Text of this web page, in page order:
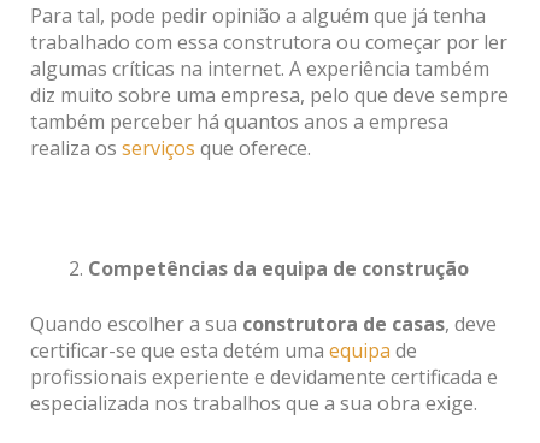
Para tal, pode pedir opinião a alguém que já tenha
trabalhado com essa construtora ou começar por ler
algumas críticas na internet. A experiência também
diz muito sobre uma empresa, pelo que deve sempre
também perceber há quantos anos a empresa
realiza os serviços que oferece.
Competências da equipa de construção
Quando escolher a sua construtora de casas, deve
certificar-se que esta detém uma equipa de
profissionais experiente e devidamente certificada e
especializada nos trabalhos que a sua obra exige.